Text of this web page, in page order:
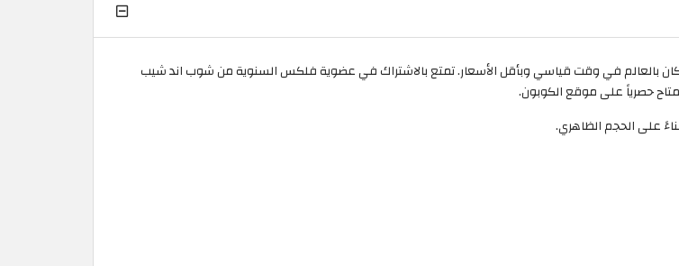
بالعالم في وقت قياسي وبأقل الأسعار. تمتع بالاشتراك في عضوية فلكس السنوية من شوب اند شيب